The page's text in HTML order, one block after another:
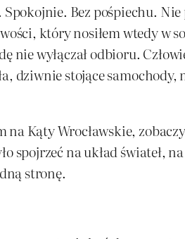
Bez pośpiechu.
który nosiłem wtedy w
wyłączał odbioru.
stojące samochody,
Kąty Wrocławskie,
spojrzeć na układ
stronę.